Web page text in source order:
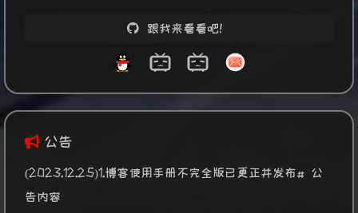
跟我来看看吧！
公告
(2023.12.25)1.博客使用手册不完全版已更正并发布# 公
告内容